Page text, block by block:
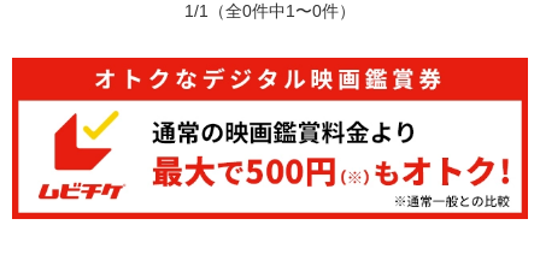
1/1 （全0件中1〜0件）